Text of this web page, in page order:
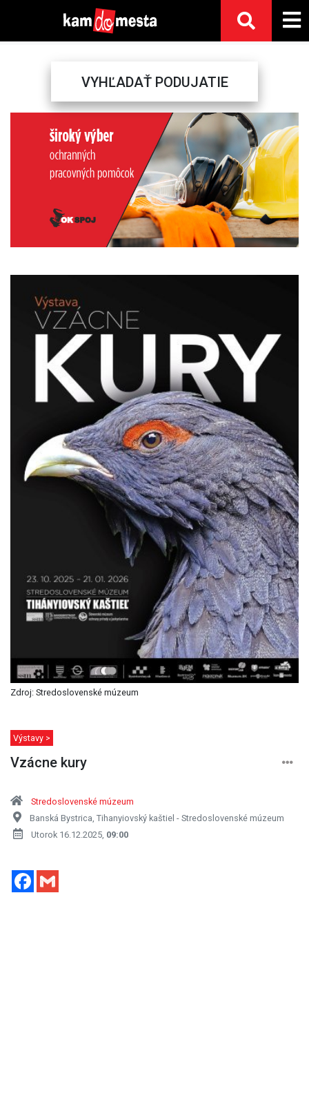
VYHĽADAŤ PODUJATIE
Next
Zdroj: Stredoslovenské múzeum
Výstavy >
Vzácne kury
Stredoslovenské múzeum
Banská Bystrica, Tihanyiovský kaštiel - Stredoslovenské múzeum
Utorok 16.12.2025, 09:00
Facebook